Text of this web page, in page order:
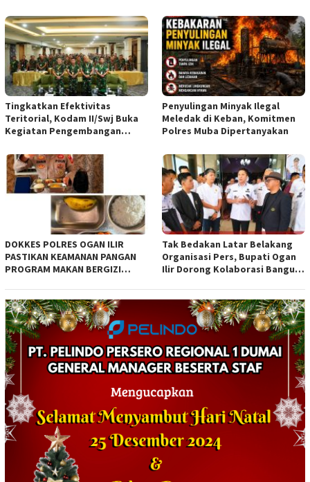
Tingkatkan Efektivitas
Teritorial, Kodam II/Swj Buka
Kegiatan Pengembangan
Apkowil TA 2026*
Penyulingan Minyak Ilegal
Meledak di Keban, Komitmen
Polres Muba Dipertanyakan
DOKKES POLRES OGAN ILIR
PASTIKAN KEAMANAN PANGAN
PROGRAM MAKAN BERGIZI
ORGANOLEPTIK*
Tak Bedakan Latar Belakang
Organisasi Pers, Bupati Ogan
Ilir Dorong Kolaborasi Bangun